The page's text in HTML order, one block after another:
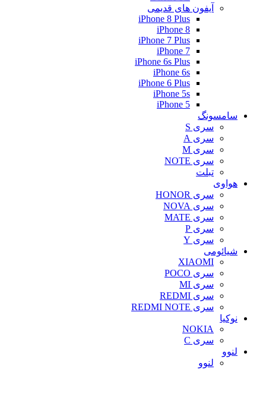
آیفون های قدیمی
iPhone 8 Plus
iPhone 8
iPhone 7 Plus
iPhone 7
iPhone 6s Plus
iPhone 6s
iPhone 6 Plus
iPhone 5s
iPhone 5
سامسونگ
سری S
سری A
سری M
سری NOTE
تبلت
هواوی
سری HONOR
سری NOVA
سری MATE
سری P
سری Y
شیائومی
XIAOMI
سری POCO
سری MI
سری REDMI
سری REDMI NOTE
نوکیا
NOKIA
سری C
لنوو
لنوو